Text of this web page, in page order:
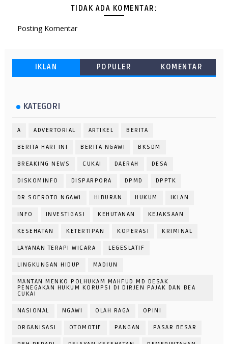
TIDAK ADA KOMENTAR:
Posting Komentar
IKLAN POPULER KOMENTAR
KATEGORI
A ADVERTORIAL ARTIKEL BERITA
BERITA HARI INI BERITA NGAWI BKSDM
BREAKING NEWS CUKAI DAERAH DESA
DISKOMINFO DISPARPORA DPMD DPPTK
DR.SOEROTO NGAWI HIBURAN HUKUM IKLAN
INFO INVESTIGASI KEHUTANAN KEJAKSAAN
KESEHATAN KETERTIPAN KOPERASI KRIMINAL
LAYANAN TERAPI WICARA LEGESLATIF
LINGKUNGAN HIDUP MADIUN
MANTAN MENKO POLHUKAM MAHFUD MD DESAK
PENEGAKAN HUKUM KORUPSI DI DIRJEN PAJAK DAN BEA
CUKAI
NASIONAL NGAWI OLAH RAGA OPINI
ORGANISASI OTOMOTIF PANGAN PASAR BESAR